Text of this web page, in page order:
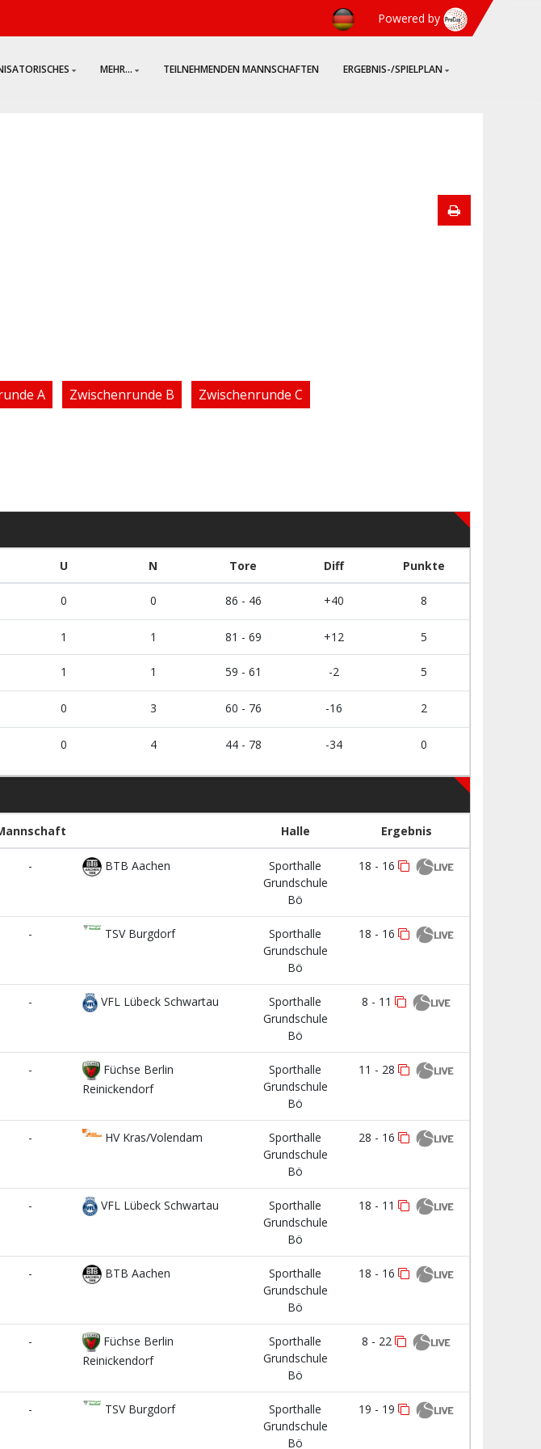
Powered by
MEHR... TEILNEHMENDEN MANNSCHAFTEN ERGEBNIS-/SPIELPLAN
A Zwischenrunde B
Zwischenrunde C
U N Tore Diff Punkte
0 0 86 - 46 +40 8
1 1 81 - 69 +12 5
1 1 59 - 61 -2 5
0 3 60 - 76 -16 2
0 4 44 - 78 -34 0
Halle Ergebnis
- BTB Aachen
Sporthalle
Grundschule
Bö
18 - 16
- TSV Burgdorf
Sporthalle
Grundschule
Bö
18 - 16
- VFL Lübeck Schwartau
Sporthalle
Grundschule
Bö
8 - 11
-
Füchse Berlin
Reinickendorf
Sporthalle
Grundschule
Bö
11 - 28
- HV Kras/Volendam
Sporthalle
Grundschule
Bö
28 - 16
- VFL Lübeck Schwartau
Sporthalle
Grundschule
Bö
18 - 11
- BTB Aachen
Sporthalle
Grundschule
Bö
18 - 16
-
Füchse Berlin
Reinickendorf
Sporthalle
Grundschule
Bö
8 - 22
- TSV Burgdorf
Sporthalle
Grundschule
Bö
19 - 19